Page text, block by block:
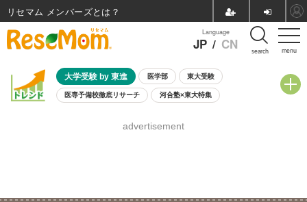
menu
Language
JP / CN search
大学受験 by 東進 医学部 東大受験
医専予備校徹底リサーチ 河合塾×東大特集
8月開催学校説明会・相談会
advertisement
リセマム メンバーズ